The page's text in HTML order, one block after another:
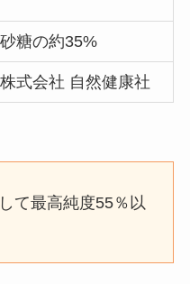
砂糖の約35%
株式会社 自然健康社
て最高純度55％以